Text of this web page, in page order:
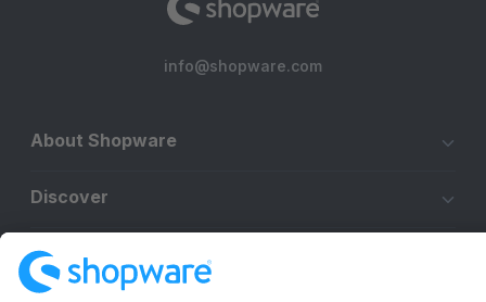
info@shopware.com
About Shopware
Discover
Resources